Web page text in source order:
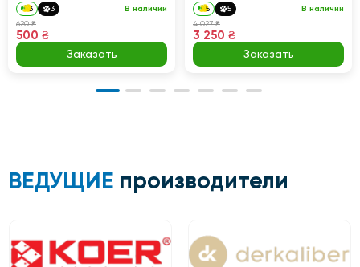
3 3 В наличии
620 ₴
500 ₴
Заказать
5 5 В наличии
4 027 ₴
3 250 ₴
Заказать
ВЕДУЩИЕ производители